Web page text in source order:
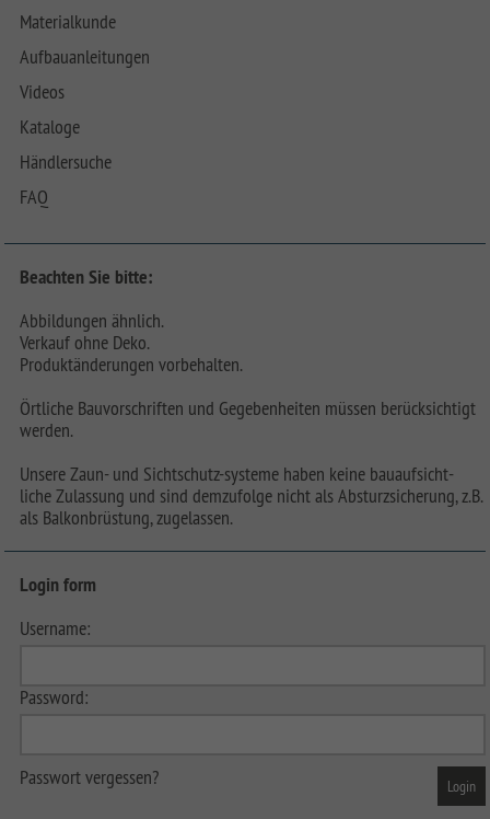
Materialkunde
Aufbauanleitungen
Videos
Kataloge
Händlersuche
FAQ
Beachten Sie bitte:
Abbildungen ähnlich.
Verkauf ohne Deko.
Produktänderungen vorbehalten.
Örtliche Bauvorschriften und Gegebenheiten müssen berücksichtigt
werden.
Unsere Zaun- und Sichtschutz-systeme haben keine bauaufsicht-
liche Zulassung und sind demzufolge nicht als Absturzsicherung, z.B.
als Balkonbrüstung, zugelassen.
Login form
Username:
Password:
Passwort vergessen?